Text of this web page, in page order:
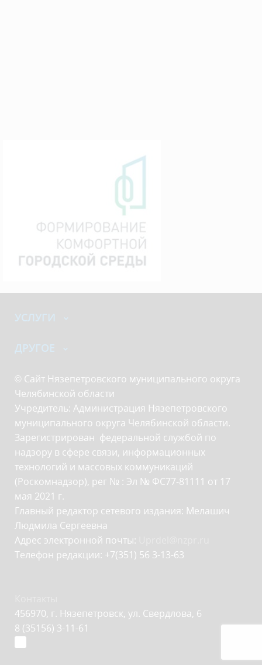
УСЛУГИ
ДРУГОЕ
© Сайт Нязепетровского муниципального округа
Челябинской области
Учредитель: Администрация Нязепетровского
муниципального округа Челябинской области.
Зарегистрирован федеральной службой по
надзору в сфере связи, информационных
технологий и массовых коммуникаций
(Роскомнадзор), рег № : Эл № ФС77-81111 от 17
мая 2021 г.
Главный редактор сетевого издания: Мелашич
Людмила Сергеевна
Адрес электронной почты:
Телефон редакции: +7(351) 56 3-13-63
456970, г. Нязепетровск, ул. Свердлова, 6
8 (35156) 3-11-61